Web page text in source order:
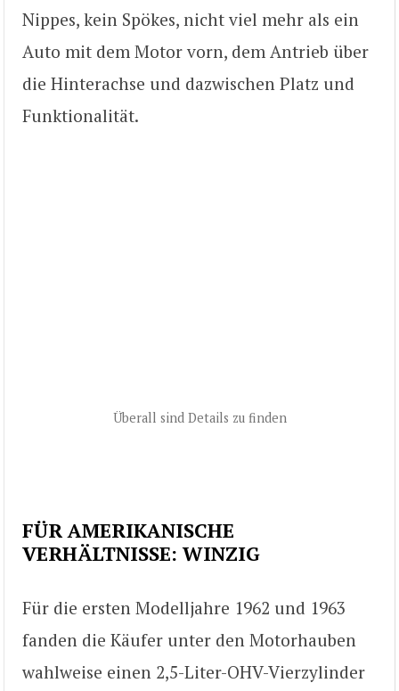
Nippes, kein Spökes, nicht viel mehr als ein
Auto mit dem Motor vorn, dem Antrieb über
die Hinterachse und dazwischen Platz und
Funktionalität.
Überall sind Details zu finden
FÜR AMERIKANISCHE
VERHÄLTNISSE: WINZIG
Für die ersten Modelljahre 1962 und 1963
fanden die Käufer unter den Motorhauben
wahlweise einen 2,5-Liter-OHV-Vierzylinder